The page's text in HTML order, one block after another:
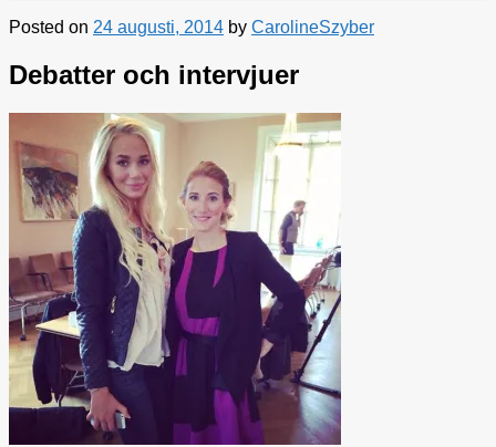
Posted on 24 augusti, 2014 by CarolineSzyber
Debatter och intervjuer